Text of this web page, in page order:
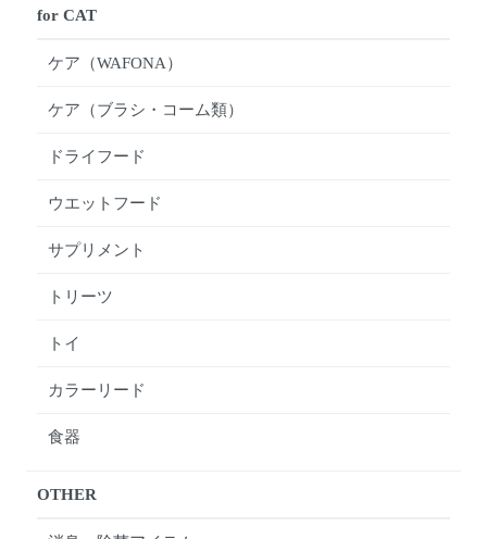
for CAT
ケア（WAFONA）
ケア（ブラシ・コーム類）
ドライフード
ウエットフード
サプリメント
トリーツ
トイ
カラーリード
食器
OTHER